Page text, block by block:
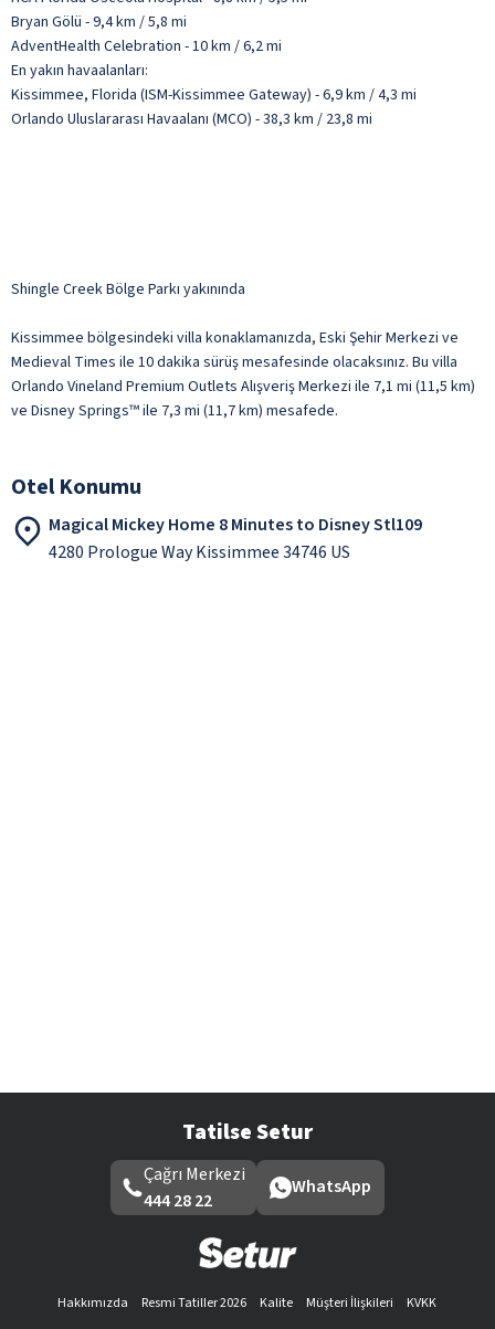
Bryan Gölü - 9,4 km / 5,8 mi
AdventHealth Celebration - 10 km / 6,2 mi
En yakın havaalanları:
Kissimmee, Florida (ISM-Kissimmee Gateway) - 6,9 km / 4,3 mi
Orlando Uluslararası Havaalanı (MCO) - 38,3 km / 23,8 mi
Shingle Creek Bölge Parkı yakınında
Kissimmee bölgesindeki villa konaklamanızda, Eski Şehir Merkezi ve
Medieval Times ile 10 dakika sürüş mesafesinde olacaksınız. Bu villa
Orlando Vineland Premium Outlets Alışveriş Merkezi ile 7,1 mi (11,5 km)
ve Disney Springs™ ile 7,3 mi (11,7 km) mesafede.
Otel Konumu
Magical Mickey Home 8 Minutes to Disney Stl109
4280 Prologue Way Kissimmee 34746 US
Tatilse Setur
Çağrı Merkezi
444 28 22
WhatsApp
Hakkımızda Resmi Tatiller 2026 Kalite Müşteri İlişkileri
KVKK